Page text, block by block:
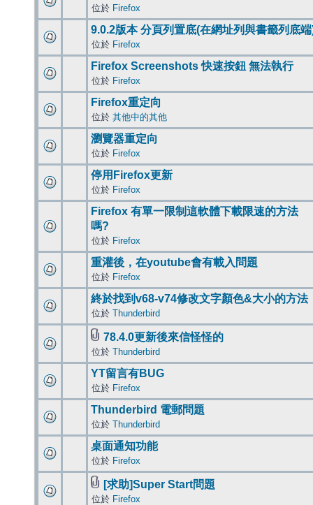
位於 Firefox
9.0.2版本 分頁列置底(在網址列與書籤列底
位於 Firefox
Firefox Screenshots 快速按鈕 無法執行
位於 Firefox
Firefox重定向
位於 其他中的其他
瀏覽器重定向
位於 Firefox
停用Firefox更新
位於 Firefox
Firefox 有單一限制這軟體下載限速的方法
嗎?
位於 Firefox
重灌後，在youtube會有載入問題
位於 Firefox
終於找到v68-v74修改文字顏色&大小的方法
位於 Thunderbird
78.4.0更新後來信怪怪的
位於 Thunderbird
YT留言有BUG
位於 Firefox
Thunderbird 電郵問題
位於 Thunderbird
桌面通知功能
位於 Firefox
[求助]Super Start問題
位於 Firefox